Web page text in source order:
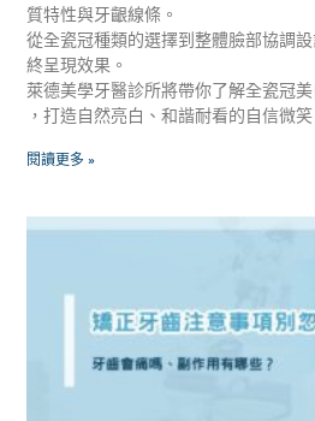
質特性與牙齦線條。
從全瓷冠種類的選擇到整體臉部協調
終呈現效果。
萊德美學牙醫診所將帶你了解全瓷冠
，打造自然亮白、和諧耐看的自信微笑
閱讀更多 »